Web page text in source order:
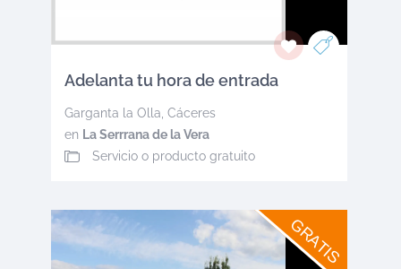
Adelanta tu hora de entrada
Garganta la Olla Cáceres
en La Serrrana de la Vera
Servicio o producto gratuito
GRATIS